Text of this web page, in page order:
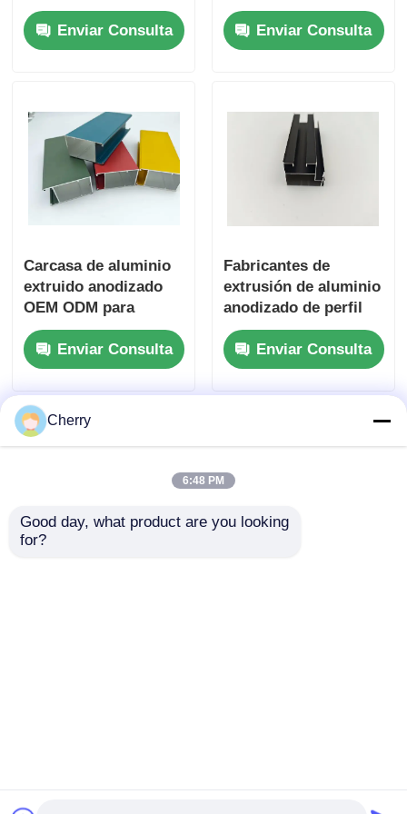
perfiles de aluminio del final de madera
Profiles de extrusión de disipadores de calor de
accesorios de
armario, varillas
colgantes, diseño
desmontable y
montada en el techo
Enviar Consulta
Fabricantes de
perfiles de aluminio
por extrusión
Enviar Consulta
Carcasa de aluminio
extruido anodizado
OEM ODM para
gabinetes
electrónicos
Enviar Consulta
Fabricantes de
extrusión de aluminio
anodizado de perfil
impermeable
Enviar Consulta
Cherry
6:48 PM
Good day, what product are you looking
for?